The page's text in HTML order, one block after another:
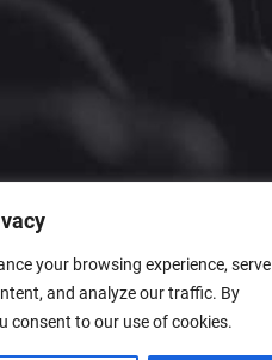
your browsing experience, serve
and analyze our traffic. By
consent to our use of cookies.